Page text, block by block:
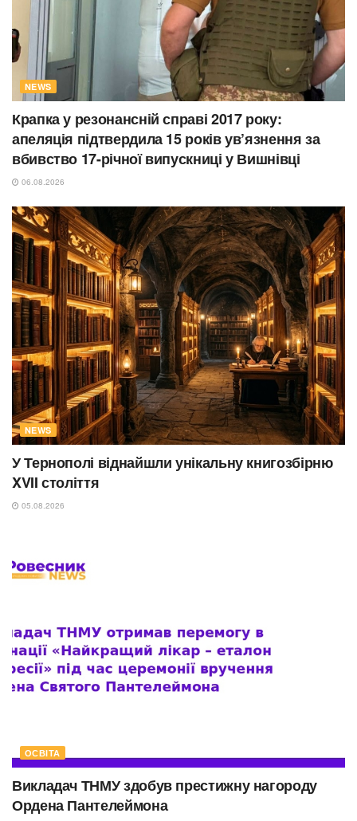
NEWS
Крапка у резонансній справі 2017 року:
апеляція підтвердила 15 років ув’язнення за
вбивство 17-річної випускниці у Вишнівці
06.08.2026
NEWS
У Тернополі віднайшли унікальну книгозбірню
XVII століття
05.08.2026
ОСВІТА
Викладач ТНМУ здобув престижну нагороду
Ордена Пантелеймона